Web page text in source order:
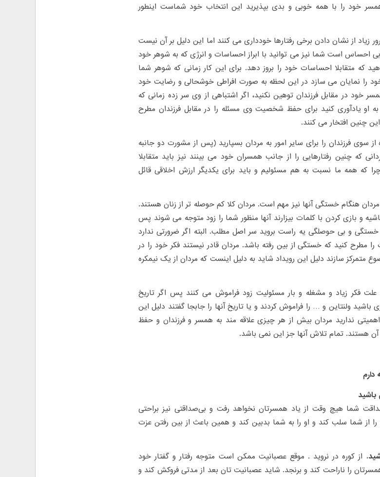
همسر خود را با همه خوبی و بدی بپذیرید این انتخاب خود شماست اینطور
زیاد از نشان دادن برخی رفتارها خودداری می کنند اما این دلیل بر آن نیست
احساس است شما نیز می توانید با ابراز احساسات و انرژی که به شوهر خود
که متقابلا احساسات خود را بروز دهد. برای این کار زمانی که شوهر شما
را نمایان می سازد در این لحظه به صورت افراطی خوشحالی و رضایت خود
خود در مقابل فرزندان توهین نکنید، اگر اشتباهی از وی سر زده زمانی که
به او یادآوری کنید برای حفظ شخصیت وی مسئله را در مقابل فرزندان مطرح
چنین افتخار می کنند.
از سوی فرزندان را برای سایر امور به مردان بسپارید (پس از مشورت دو جانبه
که چنین رفتارهایی را از جانب همسران خود می بینند نیز باید متقابلا
چرا که همه ما نسبت به هم مسئولیم و باید برای یکدیگر ارزش اخلاقی قائل
مردان هنگام خستگی آنها نیز مهم است. مردان کلا کم حوصله تر از زنان هستند.
و بازی کردن با کلمات بیزارند آنها منظور شما را زود متوجه می شوند پس
و بی حوصلگی یه راست بروید سر اصل مطلب. البته اگر ضرورتی ندارد
مطرح کنید که خستگی از بین رفته باشد. مردان قادر نیستند فکر خود را در
متمرکز سازند دلیل این رویداد شاید به دلیل اینست که مردان از یک نیمکره
علت فکر زیاد و مشغله و بار مسئولیت زود فراموش می کنند پس اگر تاریخ
باشید ولنتاین و … را فراموش کردند و یا تاریخ آنها را جابجا گفتند دلیل این
ندارید مردان بیش از هر چیزی علاقه مند به همسر و فرزندان و حفظ
هستند. تمام تلاش آنها جز این نمی باشد.
باشید
شما هیچ وقت از یاد همسرتان نخواهد رفت و بی‌صداقتی نیز براحتی
را از شما سلب کند و او را به شما بدبین کند و همین باعث از بین رفتن عزت
از کوره در نروید . موقع عصبانیت ممکن است متوجه رفتار و گفتار خود
را ناراحت کند و برنجد. شاید عصبانیت تان بعد از مدتی فروکش کند و